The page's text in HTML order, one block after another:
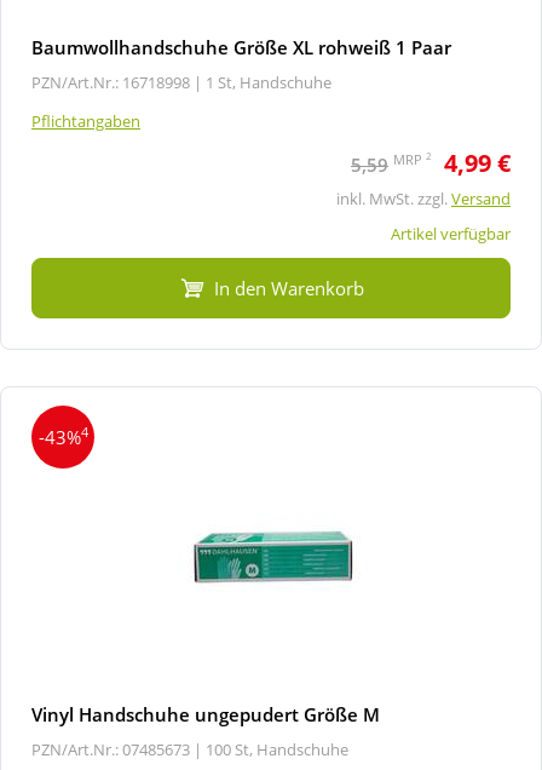
Baumwollhandschuhe Größe XL rohweiß 1 Paar
PZN/Art.Nr.: 16718998 | 1 St, Handschuhe
Pflichtangaben
5,59 MRP 2 4,99 €
inkl. MwSt. zzgl.Versand
Artikel verfügbar
In den Warenkorb
-43%4
Vinyl Handschuhe ungepudert Größe M
PZN/Art.Nr.: 07485673 | 100 St, Handschuhe